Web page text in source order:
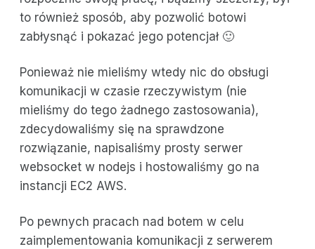
to również sposób, aby pozwolić botowi
zabłysnąć i pokazać jego potencjał 🙂
Ponieważ nie mieliśmy wtedy nic do obsługi
komunikacji w czasie rzeczywistym (nie
mieliśmy do tego żadnego zastosowania),
zdecydowaliśmy się na sprawdzone
rozwiązanie, napisaliśmy prosty serwer
websocket w nodejs i hostowaliśmy go na
instancji EC2 AWS.
Po pewnych pracach nad botem w celu
zaimplementowania komunikacji z serwerem